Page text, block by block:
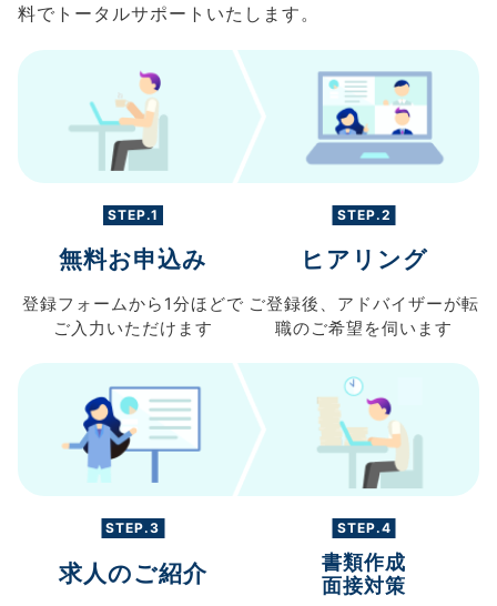
料でトータルサポートいたします。
STEP.1
無料お申込み
登録フォームから 1分ほどで
ご入力 いただけます
STEP.2
ヒアリング
ご登録後、 アドバイザーが転
職のご希望を伺います
STEP.3
求人のご紹介
STEP.4
書類作成
面接対策